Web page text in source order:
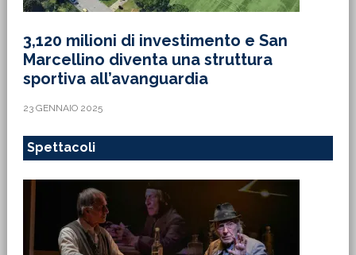
3,120 milioni di investimento e San
Marcellino diventa una struttura
sportiva all’avanguardia
23 GENNAIO 2025
Spettacoli